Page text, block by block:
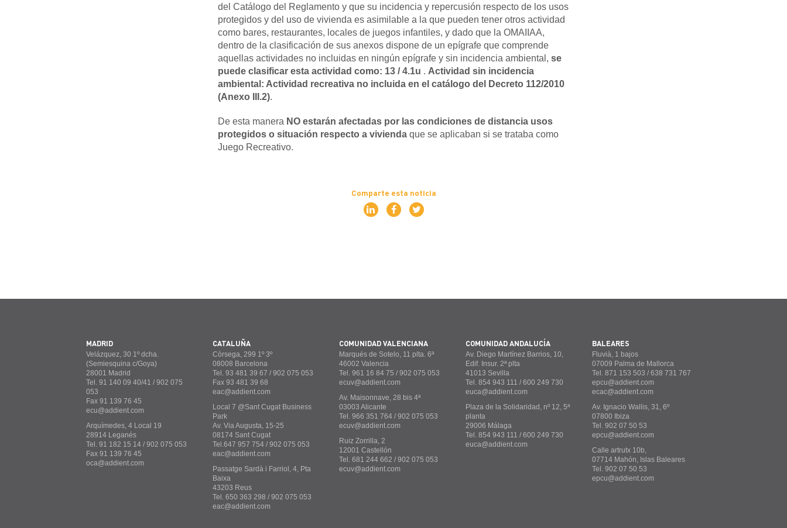
del Catálogo del Reglamento y que su incidencia y repercusión respecto de los usos
protegidos y del uso de vivienda es asimilable a la que pueden tener otros actividad
como bares, restaurantes, locales de juegos infantiles, y dado que la OMAIIAA,
dentro de la clasificación de sus anexos dispone de un epígrafe que comprende
aquellas actividades no incluidas en ningún epígrafe y sin incidencia ambiental, se
puede clasificar esta actividad como: 13 / 4.1u . Actividad sin incidencia
ambiental: Actividad recreativa no incluida en el catálogo del Decreto 112/2010
(Anexo III.2).
De esta manera NO estarán afectadas por las condiciones de distancia usos
protegidos o situación respecto a vivienda que se aplicaban si se trataba como
Juego Recreativo.
Comparte esta noticia
MADRID
Velázquez, 30 1º dcha.
(Semiesquina c/Goya)
28001 Madrid
Tel. 91 140 09 40/41 / 902 075
053
Fax 91 139 76 45
ecu@addient.com
Arquímedes, 4 Local 19
28914 Leganés
Tel. 91 182 15 14 / 902 075 053
Fax 91 139 76 45
oca@addient.com
CATALUÑA
Còrsega, 299 1º 3º
08008 Barcelona
Tel. 93 481 39 67 / 902 075 053
Fax 93 481 39 68
eac@addient.com
Local 7 @Sant Cugat Business
Park
Av. Via Augusta, 15-25
08174 Sant Cugat
Tel.647 957 754 / 902 075 053
eac@addient.com
Passatge Sardà i Farriol, 4, Pta
Baixa
43203 Reus
Tel. 650 363 298 / 902 075 053
eac@addient.com
COMUNIDAD VALENCIANA
Marqués de Sotelo, 11 plta. 6ª
46002 Valencia
Tel. 961 16 84 75 / 902 075 053
ecuv@addient.com
Av. Maisonnave, 28 bis 4ª
03003 Alicante
Tel. 966 351 764 / 902 075 053
ecuv@addient.com
Ruiz Zorrilla, 2
12001 Castellón
Tel. 681 244 662 / 902 075 053
ecuv@addient.com
COMUNIDAD ANDALUCÍA
Av. Diego Martínez Barrios, 10,
Edif. Insur. 2ª plta
41013 Sevilla
Tel. 854 943 111 / 600 249 730
euca@addient.com
Plaza de la Solidaridad, nº 12, 5ª
planta
29006 Málaga
Tel. 854 943 111 / 600 249 730
euca@addient.com
BALEARES
Fluvià, 1 bajos
07009 Palma de Mallorca
Tel. 871 153 503 / 638 731 767
epcu@addient.com
ecac@addient.com
Av. Ignacio Wallis, 31, 6º
07800 Ibiza
Tel. 902 07 50 53
epcu@addient.com
Calle artrutx 10b,
07714 Mahón, Islas Baleares
Tel. 902 07 50 53
epcu@addient.com